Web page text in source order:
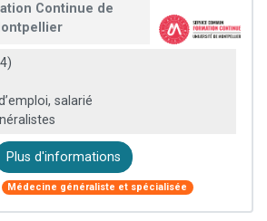
Continue de
salarié
Plus d'informations
Médecine généraliste et spécialisée